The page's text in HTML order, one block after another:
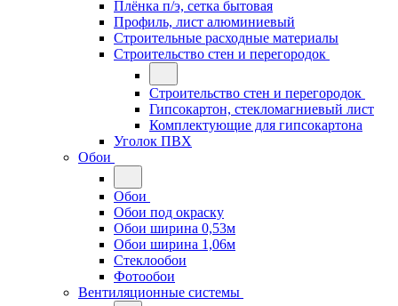
Плёнка п/э, сетка бытовая
Профиль, лист алюминиевый
Строительные расходные материалы
Строительство стен и перегородок
Строительство стен и перегородок
Гипсокартон, стекломагниевый лист
Комплектующие для гипсокартона
Уголок ПВХ
Обои
Обои
Обои под окраску
Обои ширина 0,53м
Обои ширина 1,06м
Стеклообои
Фотообои
Вентиляционные системы